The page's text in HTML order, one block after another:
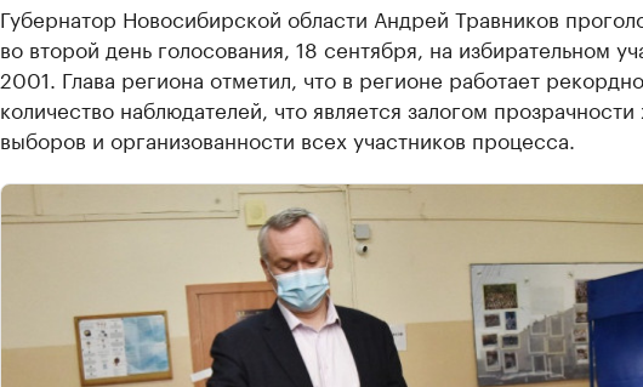
Губернатор Новосибирской области Андрей Травников
во второй день голосования, 18 сентября, на избирательном
2001. Глава региона отметил, что в регионе работает
количество наблюдателей, что является залогом прозрачности
выборов и организованности всех участников процесса.